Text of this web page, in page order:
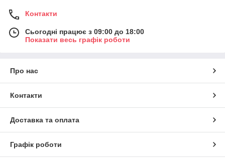
Контакти
Сьогодні працює з 09:00 до 18:00
Показати весь графік роботи
Про нас
Контакти
Доставка та оплата
Графік роботи